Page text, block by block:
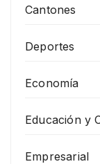
Cantones
Deportes
Economía
Educación y
Empresarial